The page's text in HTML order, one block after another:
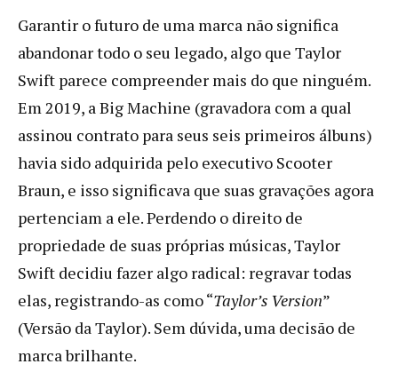
Garantir o futuro de uma marca não significa
abandonar todo o seu legado, algo que Taylor
Swift parece compreender mais do que ninguém.
Em 2019, a Big Machine (gravadora com a qual
assinou contrato para seus seis primeiros álbuns)
havia sido adquirida pelo executivo Scooter
Braun, e isso significava que suas gravações agora
pertenciam a ele. Perdendo o direito de
propriedade de suas próprias músicas, Taylor
Swift decidiu fazer algo radical: regravar todas
elas, registrando-as como “Taylor’s Version”
(Versão da Taylor). Sem dúvida, uma decisão de
marca brilhante.